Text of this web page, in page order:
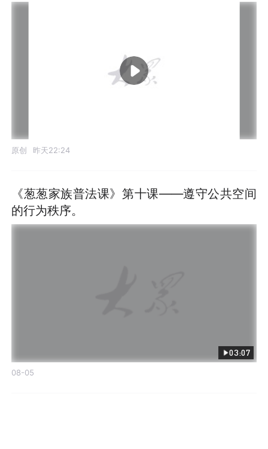
原创 昨天22:24
《葱葱家族普法课》第十课——遵守公共空间
的行为秩序。
03:07
08-05